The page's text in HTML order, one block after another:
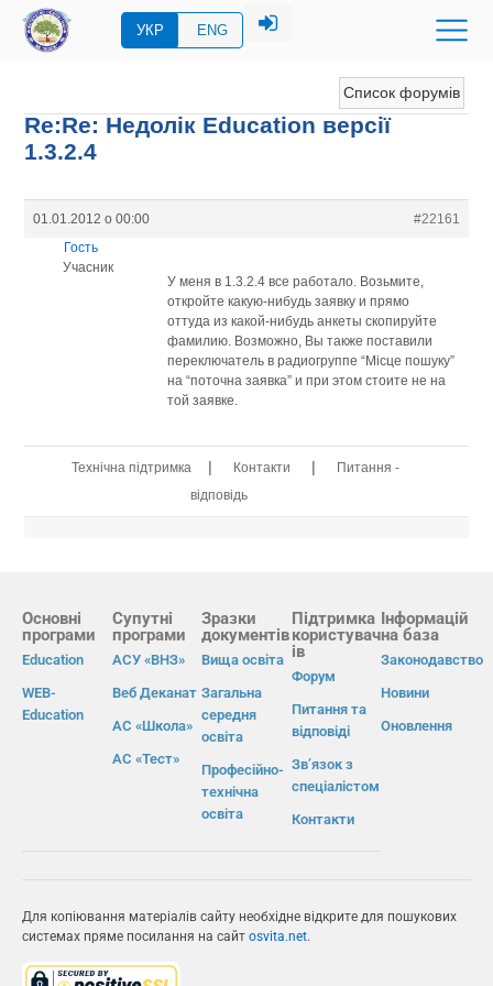
УКР ENG
Список форумів
Re:Re: Недолік Education версії
1.3.2.4
01.01.2012 о 00:00
#22161
Гость
Учасник
У меня в 1.3.2.4 все работало. Возьмите,
откройте какую-нибудь заявку и прямо
оттуда из какой-нибудь анкеты скопируйте
фамилию. Возможно, Вы также поставили
переключатель в радиогруппе “Місце пошуку”
на “поточна заявка” и при этом стоите не на
той заявке.
Технічна підтримка | Контакти |
Питання -
відповідь
Основні
програми
Education
WEB-
Education
Супутні
програми
АСУ «ВНЗ»
Веб Деканат
АС «Школа»
АС «Тест»
Зразки
документів
Вища освіта
Загальна
середня
освіта
Професійно-
технічна
освіта
Підтримка
користувач
ів
Форум
Питання та
відповіді
Зв’язок з
спеціалістом
Контакти
Інформацій
на база
Законодавство
Новини
Оновлення
Для копіювання матеріалів сайту необхідне відкрите для пошукових
системах пряме посилання на сайт osvita.net.